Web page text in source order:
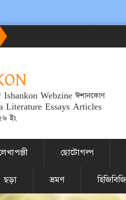
Ishankon Webzine ঈশানকোণ
Literature Essays Articles
ইং
ছোটোগল্প
ছড়া ভ্রমণ হিজিবিজি